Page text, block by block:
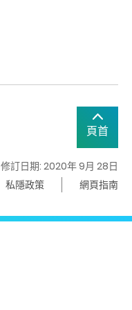
頁首
修訂日期: 2020年 9月 28日
私隱政策 網頁指南